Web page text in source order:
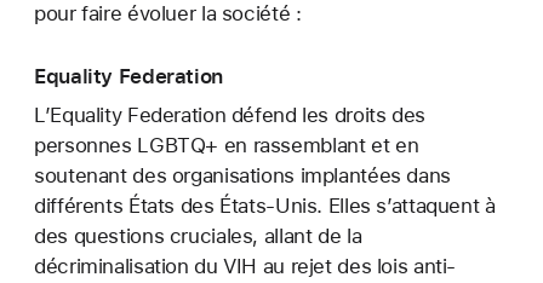
pour faire évoluer la société :
Equality Federation
L’Equality Federation défend les droits des
personnes LGBTQ+ en rassemblant et en
soutenant des organisations implantées dans
différents États des États-Unis. Elles s’attaquent à
des questions cruciales, allant de la
décriminalisation du VIH au rejet des lois anti-